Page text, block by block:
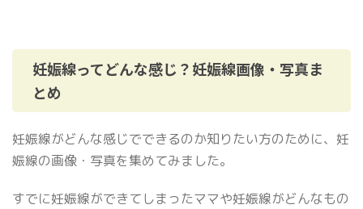
妊娠線ってどんな感じ？妊娠線画像・写真ま
とめ
妊娠線がどんな感じでできるのか知りたい方のために、妊
娠線の画像・写真を集めてみました。
すでに妊娠線ができてしまったママや妊娠線がどんなもの